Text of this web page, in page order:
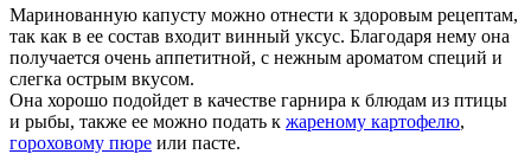
Маринованную капусту можно отнести к здоровым рецептам,
так как в ее состав входит винный уксус. Благодаря нему она
получается очень аппетитной, с нежным ароматом специй и
слегка острым вкусом.
Она хорошо подойдет в качестве гарнира к блюдам из птицы
и рыбы, также ее можно подать к жареному картофелю,
гороховому пюре или пасте.